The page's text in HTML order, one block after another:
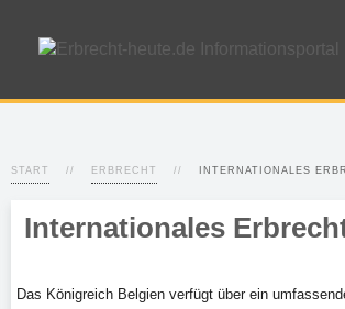
START ERBRECHT INTERNATIONALES
Internationales
Das Königreich Belgien verfügt über ein